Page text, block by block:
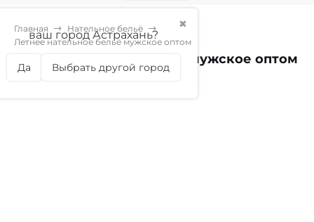
✖
ваш город Астрахань?
Да Выбрать другой город
Главная
Нательное бельё
Летнее нательное бельё мужское оптом
Летнее нательное бельё мужское оптом